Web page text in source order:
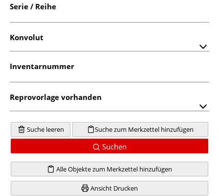
Serie / Reihe
Konvolut
Inventarnummer
Reprovorlage vorhanden
Suche leeren Suche zum Merkzettel hinzufügen
Suchen
Alle Objekte zum Merkzettel hinzufügen
Ansicht Drucken